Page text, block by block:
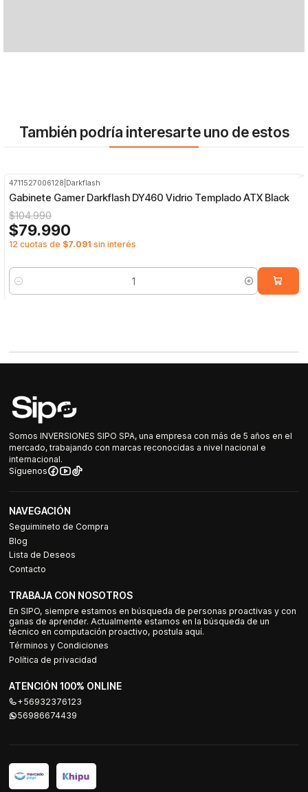
También podría interesarte uno de estos
4711527006128 Darkflash
Gabinete Gamer Darkflash DY460 Vidrio Templado ATX Black
$104.990
$79.990
12 cuotas de $7.091 sin interés
Cantidad
Somos INVERSIONES SIPO SPA, una empresa con más de 5 años en el
mercado, trabajando con marcas reconocidas a nivel nacional e
internacional.
Síguenos
NAVEGACIÓN
Seguimineto de Compra
Blog
Lista de Deseos
Contacto
TRABAJA CON NOSOTROS
En SIPO, siempre estamos en búsqueda de personas proactivas y con
ganas de aprender. Actualmente estamos en la búsqueda de un
técnico en computación proactivo, postula aquí.
Términos y Condiciones
Política de privacidad
ATENCIÓN 100% ONLINE
+56932376123
56986674439